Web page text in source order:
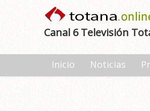
Canal 6 Televisión
Inicio Noticias